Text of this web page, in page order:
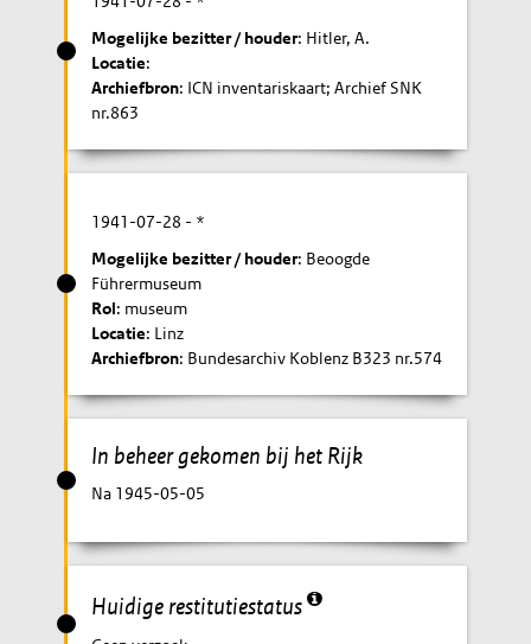
Mogelijke bezitter / houder: Hitler, A.
Locatie:
Archiefbron: ICN inventariskaart; Archief SNK
nr.863
1941-07-28 - *
Mogelijke bezitter / houder: Beoogde
Führermuseum
Rol: museum
Locatie: Linz
Archiefbron: Bundesarchiv Koblenz B323 nr.574
In beheer gekomen bij het Rijk
Na 1945-05-05
Huidige restitutiestatus